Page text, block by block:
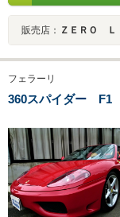
販売店： ＺＥＲＯ Ｌ
フェラーリ
360スパイダー F1